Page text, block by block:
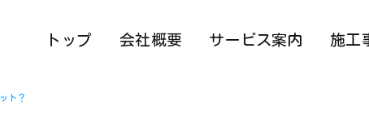
トップ 会社概要 サービス案内 施工
ト？